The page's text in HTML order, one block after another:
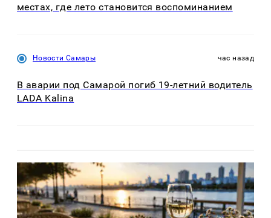
местах, где лето становится воспоминанием
Новости Самары час назад
В аварии под Самарой погиб 19-летний водитель
LADA Kalina